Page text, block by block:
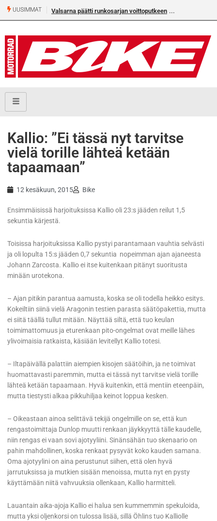
UUSIMMAT Valsarna päätti runkosarjan voittoputkeen
Kallio: ”Ei tässä nyt tarvitse
vielä torille lähteä ketään
tapaamaan”
12 kesäkuun, 2015 Bike
Ensimmäisissä harjoituksissa Kallio oli 23:s jääden reilut 1,5
sekuntia kärjestä.
Toisissa harjoituksissa Kallio pystyi parantamaan vauhtia selvästi
ja oli lopulta 15:s jääden 0,7 sekuntia nopeimman ajan ajaneesta
Johann Zarcosta. Kallio ei itse kuitenkaan pitänyt suoritusta
minään urotekona.
– Ajan pitikin parantua aamusta, koska se oli todella heikko esitys.
Kokeiltiin siinä vielä Aragonin testien parasta säätöpakettia, mutta
ei siitä täällä tullut mitään. Näyttää siltä, että tuo keulan
toimimattomuus ja eturenkaan pito-ongelmat ovat meille lähes
ylivoimaisia ratkaista, käsiään levitellyt Kallio totesi.
– Iltapäivällä palattiin aiempien kisojen säätöihin, ja ne toimivat
huomattavasti paremmin, mutta ei tässä nyt tarvitse vielä torille
lähteä ketään tapaamaan. Hyvä kuitenkin, että mentiin eteenpäin,
mutta tiestysti alkaa pikkuhiljaa keinot loppua kesken.
– Oikeastaan ainoa selittävä tekijä ongelmille on se, että kun
rengastoimittaja Dunlop muutti renkaan jäykkyyttä tälle kaudelle,
niin rengas ei vaan sovi ajotyyliini. Sinänsähän tuo skenaario on
pahin mahdollinen, koska renkaat pysyvät koko kauden samana.
Oma ajotyylini on aina perustunut siihen, että olen hyvä
jarrutuksissa ja mutkien sisään menoissa, mutta nyt en pysty
käyttämään niitä vahvuuksia ollenkaan, Kallio harmitteli.
Lauantain aika-ajoja Kallio ei halua sen kummemmin spekuloida,
mutta yksi oljenkorsi on tulossa lisää, sillä Öhlins tuo Kalliolle